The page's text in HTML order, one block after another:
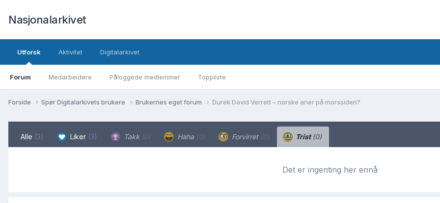
Nasjonalarkivet
Utforsk
Forum Medarbeidere Påloggede medlemmer Toppliste
Aktivitet Digitalarkivet
Forside Spør Digitalarkivets brukere Brukernes eget forum Durek David Verrett – norske aner på morssiden?
Alle (3) Liker (3) Takk (0) Haha (0) Forvirret (0) Trist(0)
Det er ingenting her ennå